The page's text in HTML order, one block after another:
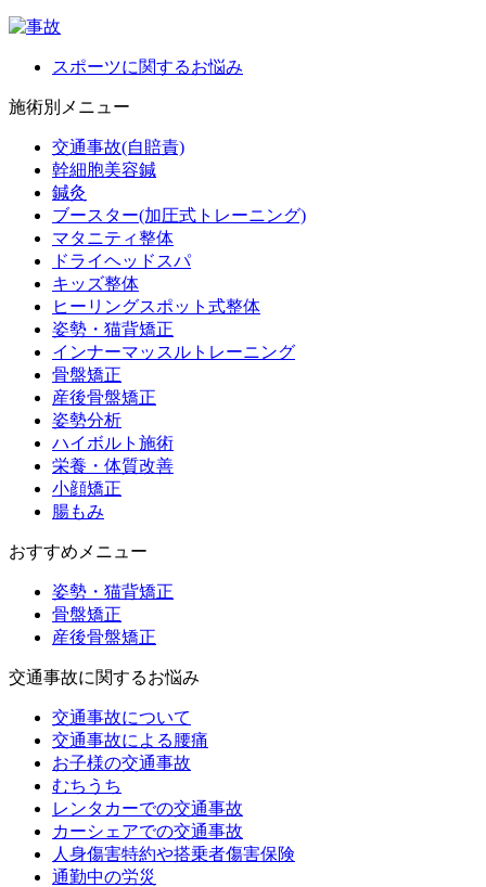
スポーツに関するお悩み
施術別メニュー
交通事故(自賠責)
幹細胞美容鍼
鍼灸
ブースター(加圧式トレーニング)
マタニティ整体
ドライヘッドスパ
キッズ整体
ヒーリングスポット式整体
姿勢・猫背矯正
インナーマッスルトレーニング
骨盤矯正
産後骨盤矯正
姿勢分析
ハイボルト施術
栄養・体質改善
小顔矯正
腸もみ
おすすめメニュー
姿勢・猫背矯正
骨盤矯正
産後骨盤矯正
交通事故に関するお悩み
交通事故について
交通事故による腰痛
お子様の交通事故
むちうち
レンタカーでの交通事故
カーシェアでの交通事故
人身傷害特約や搭乗者傷害保険
通勤中の労災